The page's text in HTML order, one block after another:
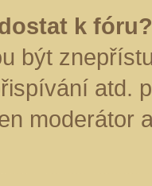
k fóru?
být
atd.
moderátor